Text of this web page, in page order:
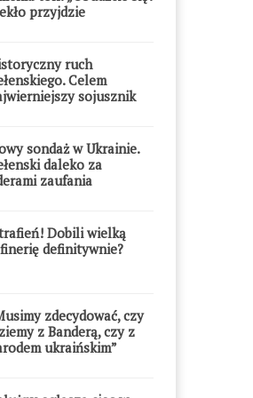
przyjdzie
ruch
Celem
sojusznik
sondaż w Ukrainie.
daleko za
zaufania
Dobili wielką
definitywnie?
zdecydować, czy
z Banderą, czy z
ukraińskim”